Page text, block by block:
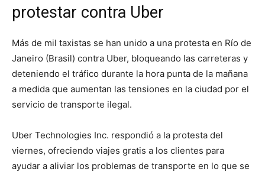
protestar contra Uber
Más de mil taxistas se han unido a una protesta en Río de
Janeiro (Brasil) contra Uber, bloqueando las carreteras y
deteniendo el tráfico durante la hora punta de la mañana
a medida que aumentan las tensiones en la ciudad por el
servicio de transporte ilegal.
Uber Technologies Inc. respondió a la protesta del
viernes, ofreciendo viajes gratis a los clientes para
ayudar a aliviar los problemas de transporte en lo que se